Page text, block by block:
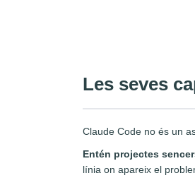
Les seves
Claude Code no és un
Entén projectes
línia on apareix el